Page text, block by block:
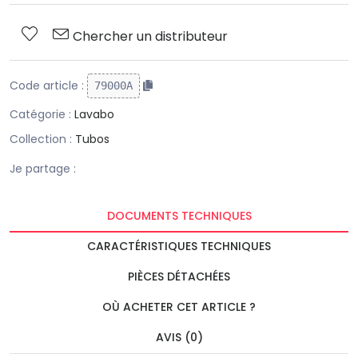
Chercher un distributeur
Code article : 79000A
Catégorie : Lavabo
Collection : Tubos
Je partage :
DOCUMENTS TECHNIQUES
CARACTÉRISTIQUES TECHNIQUES
PIÈCES DÉTACHÉES
OÙ ACHETER CET ARTICLE ?
AVIS (0)